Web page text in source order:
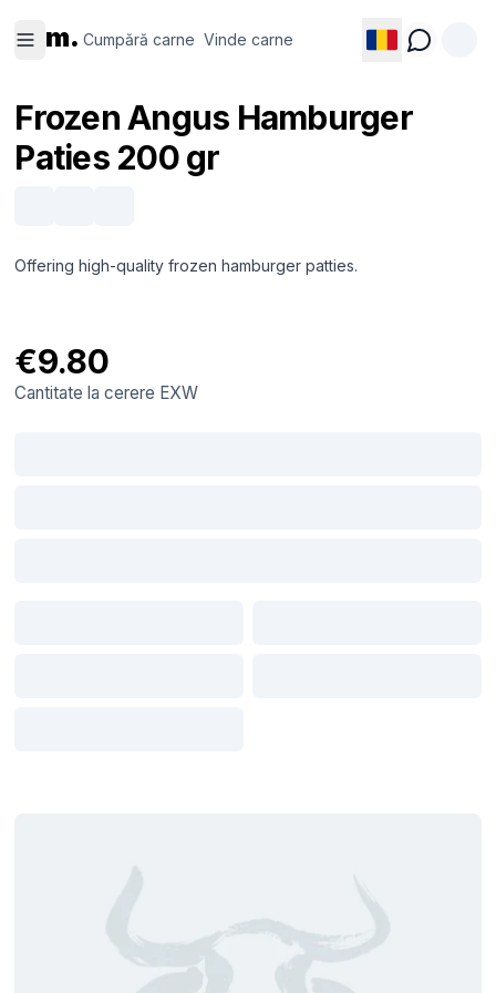
m. Cumpără carne Vinde carne
carne
carne
Frozen Angus Hamburger
Paties 200 gr
Offering high-quality frozen hamburger patties.
€9.80
Cantitate la cerere EXW